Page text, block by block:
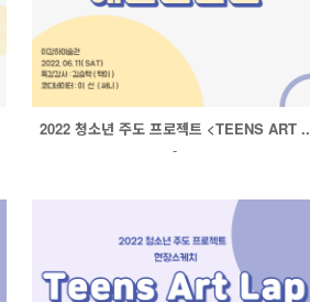
2022 청소년 주도 프로젝트 <TEENS ART ..
-